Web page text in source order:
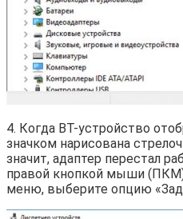
4. Когда BT-устройство
значком нарисована
значит, адаптер перестал
правой кнопкой мыши
меню, выберите опцию